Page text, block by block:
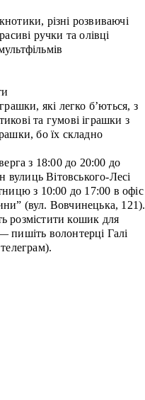
різні розвиваючі
ручки та олівці
які легко б’ються, з
та гумові іграшки з
бо їх складно
з 18:00 до 20:00 до
Вітовського-Лесі
з 10:00 до 17:00 в офіс
(вул. Вовчинецька, 121).
розмістити кошик для
пишіть волонтерці Галі